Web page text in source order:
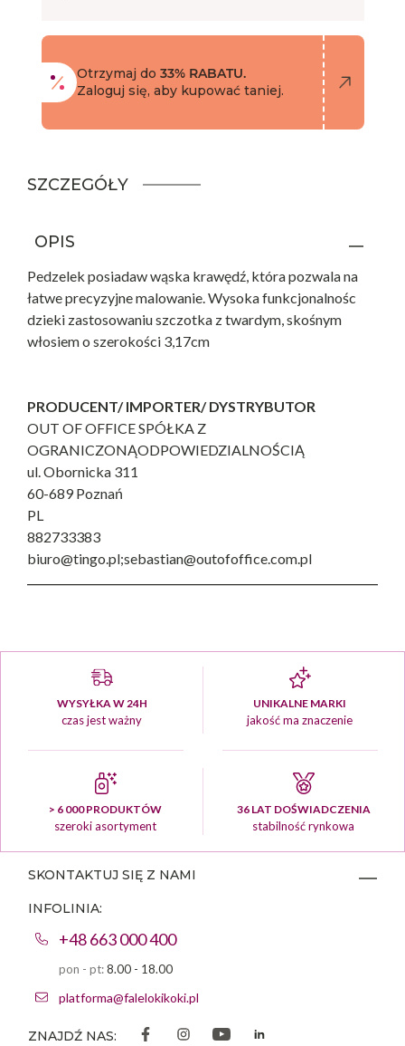
Otrzymaj do 33% RABATU.
Zaloguj się, aby kupować taniej.
SZCZEGÓŁY
OPIS
Pedzelek posiadaw wąska krawędź, która pozwala na
łatwe precyzyjne malowanie. Wysoka funkcjonalnośc
dzieki zastosowaniu szczotka z twardym, skośnym
włosiem o szerokości 3,17cm
PRODUCENT/ IMPORTER/ DYSTRYBUTOR
OUT OF OFFICE SPÓŁKA Z
OGRANICZONĄODPOWIEDZIALNOŚCIĄ
ul. Obornicka 311
60-689 Poznań
PL
882733383
biuro@tingo.pl;sebastian@outofoffice.com.pl
WYSYŁKA W 24H
czas jest ważny
UNIKALNE MARKI
jakość ma znaczenie
> 6 000 PRODUKTÓW
szeroki asortyment
36 LAT DOŚWIADCZENIA
stabilność rynkowa
SKONTAKTUJ SIĘ Z NAMI
INFOLINIA:
+48 663 000 400
pon - pt:8.00 - 18.00
platforma@falelokikoki.pl
ZNAJDŹ NAS: